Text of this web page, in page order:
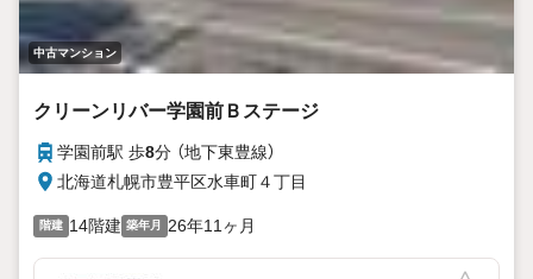
中古マンション
クリーンリバー学園前Ｂステージ
学園前駅 歩8分 （地下東豊線）
北海道札幌市豊平区水車町４丁目
階建 14階建 築年月 26年11ヶ月